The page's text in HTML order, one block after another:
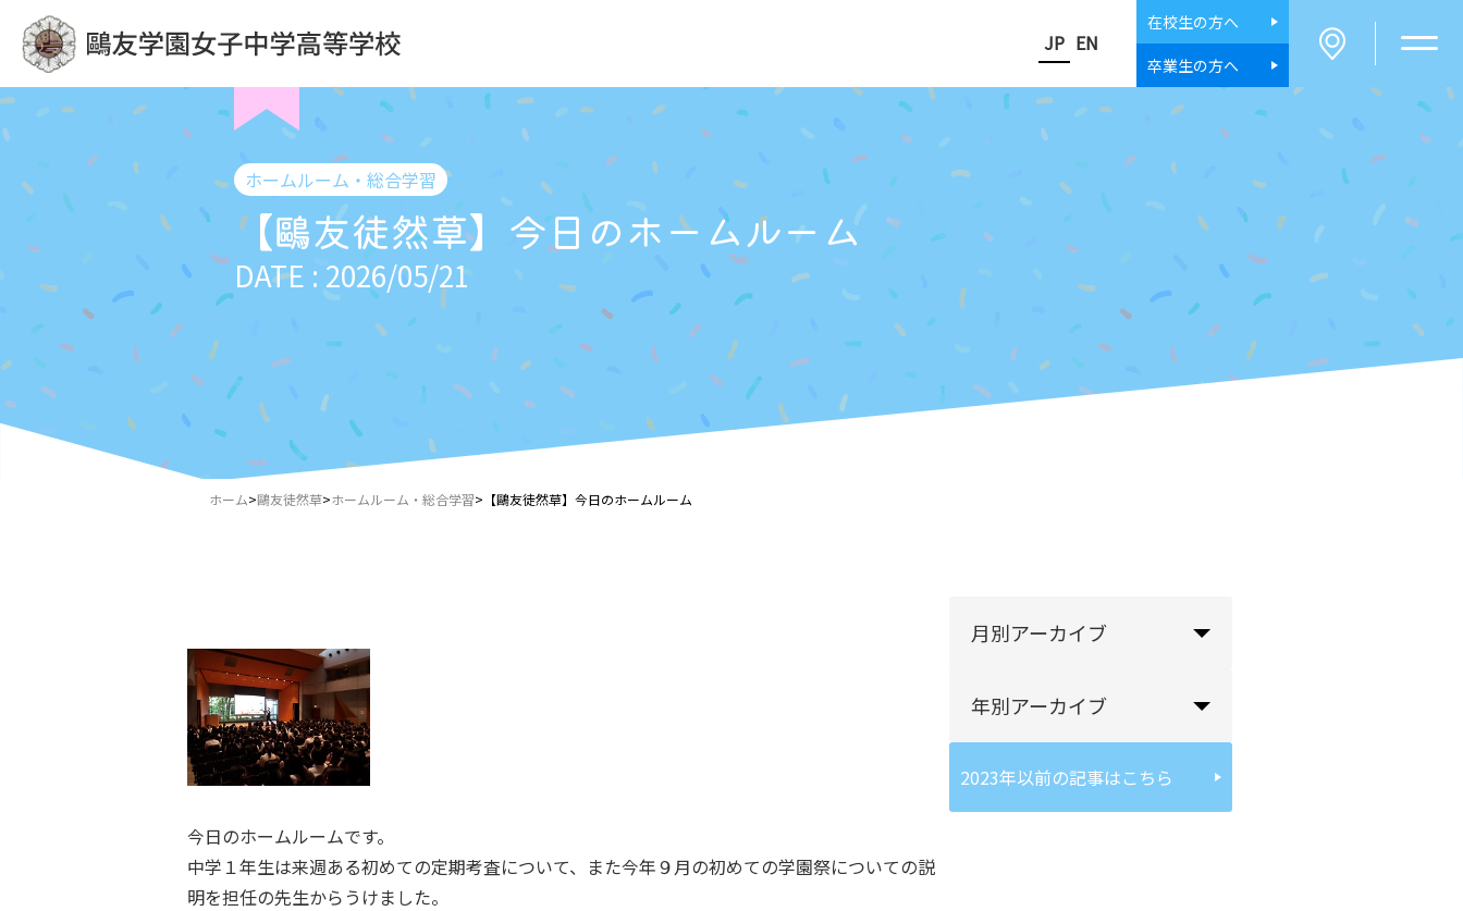
JP EN
在校生の方へ
卒業生の方へ
ホームルーム・総合学習
【鷗友徒然草】今日のホームルーム
DATE : 2026/05/21
ホーム>鷗友徒然草>ホームルーム・総合学習> 【鷗友徒然草】今日のホームルーム
今日のホームルームです。
中学１年生は来週ある初めての定期考査について、また今年９月の初めての学園祭についての説
明を担任の先生からうけました。
月別アーカイブ
年別アーカイブ
2023年以前の記事はこちら